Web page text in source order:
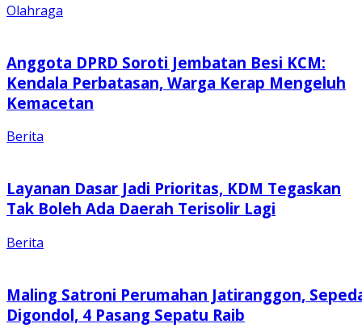
Olahraga
Anggota DPRD Soroti Jembatan Besi KCM:
Kendala Perbatasan, Warga Kerap Mengeluh
Kemacetan
Berita
Layanan Dasar Jadi Prioritas, KDM Tegaskan
Tak Boleh Ada Daerah Terisolir Lagi
Berita
Maling Satroni Perumahan Jatiranggon,
Digondol, 4 Pasang Sepatu Raib